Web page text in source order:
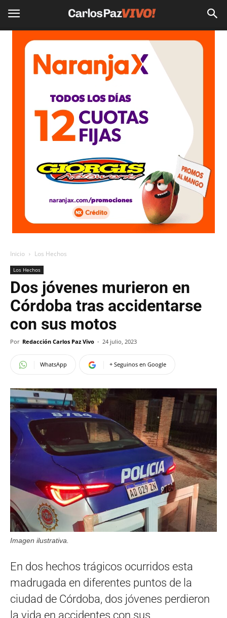
Inicio Los Hechos
Los Hechos
Dos jóvenes murieron en
Córdoba tras accidentarse
con sus motos
Por Redacción Carlos Paz Vivo - 24 julio, 2023
WhatsApp + Seguinos en Google
Imagen ilustrativa.
En dos hechos trágicos ocurridos esta
madrugada en diferentes puntos de la
ciudad de Córdoba, dos jóvenes perdieron
la vida en accidentes con sus